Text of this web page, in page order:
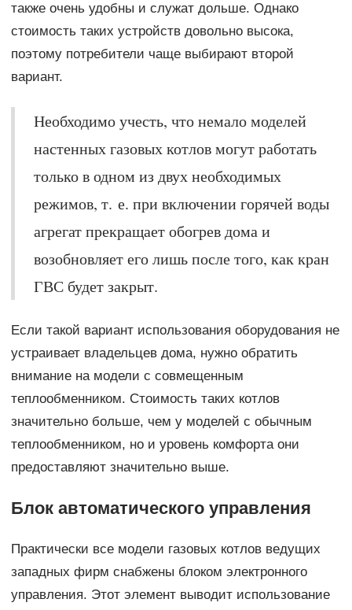
также очень удобны и служат дольше. Однако
стоимость таких устройств довольно высока,
поэтому потребители чаще выбирают второй
вариант.
Необходимо учесть, что немало моделей
настенных газовых котлов могут работать
только в одном из двух необходимых
режимов, т. е. при включении горячей воды
агрегат прекращает обогрев дома и
возобновляет его лишь после того, как кран
ГВС будет закрыт.
Если такой вариант использования оборудования не
устраивает владельцев дома, нужно обратить
внимание на модели с совмещенным
теплообменником. Стоимость таких котлов
значительно больше, чем у моделей с обычным
теплообменником, но и уровень комфорта они
предоставляют значительно выше.
Блок автоматического управления
Практически все модели газовых котлов ведущих
западных фирм снабжены блоком электронного
управления. Этот элемент выводит использование